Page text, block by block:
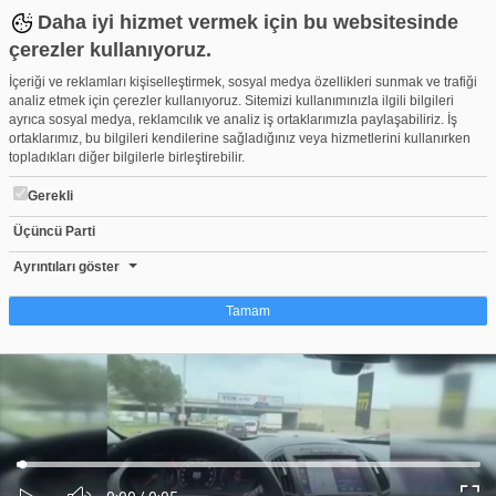
Daha iyi hizmet vermek için bu websitesinde
çerezler kullanıyoruz.
İçeriği ve reklamları kişiselleştirmek, sosyal medya özellikleri sunmak ve trafiği
analiz etmek için çerezler kullanıyoruz. Sitemizi kullanımınızla ilgili bilgileri
ayrıca sosyal medya, reklamcılık ve analiz iş ortaklarımızla paylaşabiliriz. İş
ortaklarımız, bu bilgileri kendilerine sağladığınız veya hizmetlerini kullanırken
topladıkları diğer bilgilerle birleştirebilir.
Gerekli
Üçüncü Parti
Ayrıntıları göster
Tamam
Çerez nedir?
Çerezler, web-sitelerinin, kullanıcıların deneyimlerini daha verimli hale getirmek
amacıyla kullandığı küçük metin dosyalarıdır. Yasalara göre, bu sitenin
işletilmesi için kesinlikle gerekli olan çerezleri cihazınıza yerleştirebiliyoruz.
Diğer çerez türleri için sizden izin almamız gerekiyor. Bu site farklı çerez türleri
kullanmaktadır. Bazı çerezler, sayfalarımızda yer alan üçüncü şahıs hizmetleri
tarafından yerleştirilir. İzniniz şu alanlar için geçerlidir: web.tv
Ses
Yüklendi:
Yükleniyor:
0%
Bursa'da ölümüne makas saniye saniye kamerada...